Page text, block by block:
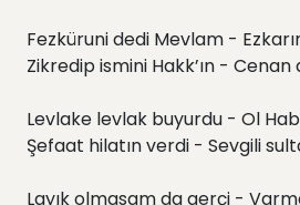
Fezküruni dedi Mevlam -
Zikredip ismini Hakk’ın -
Levlake levlak buyurdu - Ol
Şefaat hilatın verdi - Sevgili
Layık olmasam da gerçi -